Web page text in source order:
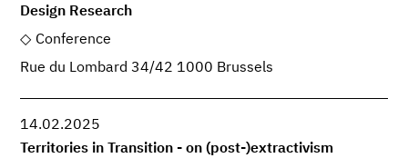
Design Research
Conference
Rue du Lombard 34/42 1000 Brussels
14.02.2025
Territories in Transition - on (post-)extractivism